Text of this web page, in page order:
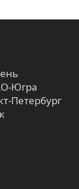
Югра
Петербург